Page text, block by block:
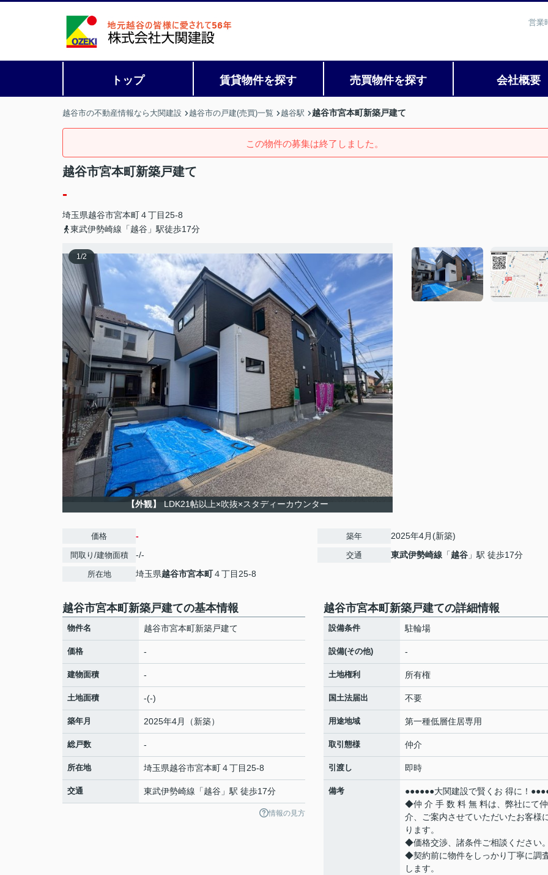
営業
トップ 賃貸物件を探す 売買物件を探す 会社概要
越谷市の不動産情報なら大関建設 越谷市の戸建(売買)一覧 越谷駅 越谷市宮本町新築戸建て
この物件の募集は終了しました。
越谷市宮本町新築戸建て
-
埼玉県越谷市宮本町４丁目25-8
東武伊勢崎線「越谷」駅徒歩17分
1/2
【外観】 LDK21帖以上×吹抜×スタディーカウンター
価格 -
間取り/建物面積 -/-
所在地 埼玉県越谷市宮本町４丁目25-8
築年 2025年4月(新築)
交通 東武伊勢崎線 「越谷 」駅 徒歩17分
越谷市宮本町新築戸建ての基本情報
物件名 越谷市宮本町新築戸建て
価格 -
建物面積 -
土地面積 -(-)
築年月 2025年4月（新築）
総戸数 -
所在地 埼玉県越谷市宮本町４丁目25-8
交通 東武伊勢崎線 「越谷 」駅 徒歩17分
情報の見方
越谷市宮本町新築戸建ての詳細情報
設備条件 駐輪場
設備(その他) -
土地権利 所有権
国土法届出 不要
用途地域 第一種低層住居専用
取引態様 仲介
引渡し 即時
備考
●●●●●●大関建設で賢くお 得に！
◆仲 介 手 数 料 無 料は、弊社にて仲
介、ご案内させていただいたお客様
ります。
◆価格交渉、諸条件ご相談ください
◆契約前に物件をしっかり丁寧に調
します。